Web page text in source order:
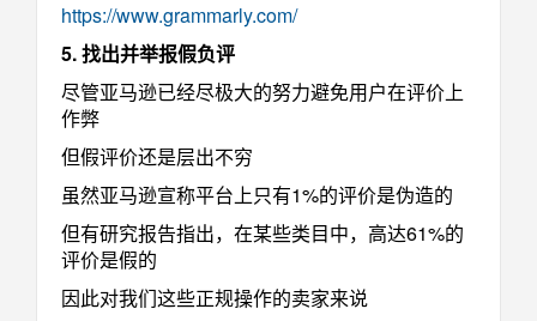
https://www.grammarly.com/
5. 找出并举报假负评
尽管亚马逊已经尽极大的努力避免用户在评价上
作弊
但假评价还是层出不穷
虽然亚马逊宣称平台上只有1%的评价是伪造的
但有研究报告指出，在某些类目中，高达61%的
评价是假的
因此对我们这些正规操作的卖家来说